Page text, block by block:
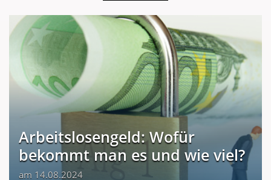
Arbeitslosengeld: Wofür
bekommt man es und wie viel?
am 14.08.2024